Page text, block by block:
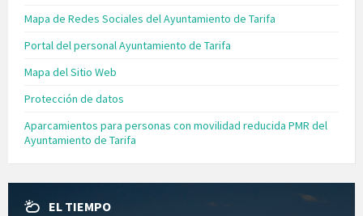
Mapa de Redes Sociales del Ayuntamiento de Tarifa
Portal del personal Ayuntamiento de Tarifa
Mapa del Sitio Web
Protección de datos
Aparcamientos para personas con movilidad reducida PMR del
Ayuntamiento de Tarifa
EL TIEMPO